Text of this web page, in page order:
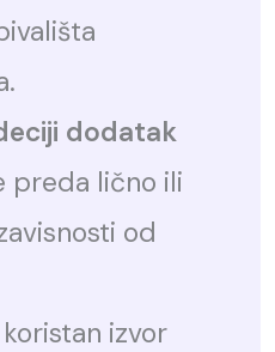
dodatak
preda lično ili
od
izvor